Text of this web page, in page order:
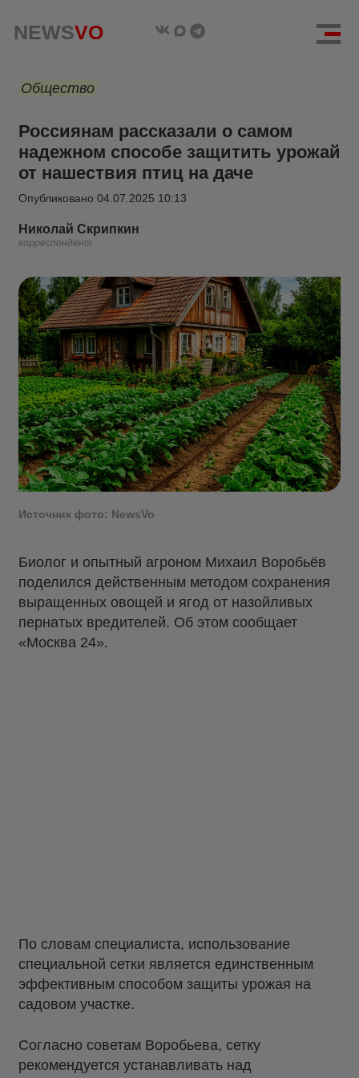
NEWSVO
Общество
Россиянам рассказали о самом
надежном способе защитить урожай
от нашествия птиц на даче
Опубликовано 04.07.2025 10:13
Николай Скрипкин
корреспондент
Источник фото: NewsVo
Биолог и опытный агроном Михаил Воробьёв
поделился действенным методом сохранения
выращенных овощей и ягод от назойливых
пернатых вредителей. Об этом сообщает
«Москва 24».
По словам специалиста, использование
специальной сетки является единственным
эффективным способом защиты урожая на
садовом участке.
Согласно советам Воробьева, сетку
рекомендуется устанавливать над